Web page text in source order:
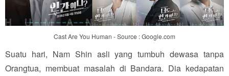
Cast Are You Human - Source : Google.com
Suatu hari, Nam Shin asli yang tumbuh dewasa tanpa
Orangtua, membuat masalah di Bandara. Dia kedapatan